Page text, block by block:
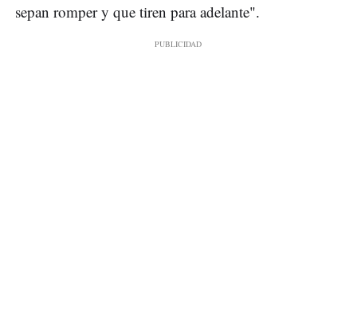
sepan romper y que tiren para adelante".